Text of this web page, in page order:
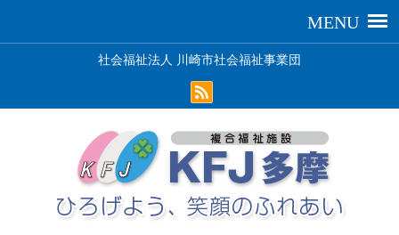
社会福祉法人 川崎市社会福祉事業団